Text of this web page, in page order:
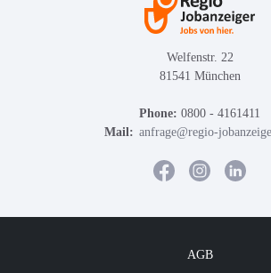
Welfenstr. 22
81541 München
Phone: 0800 - 4161411
Mail: anfrage@regio-
AGB